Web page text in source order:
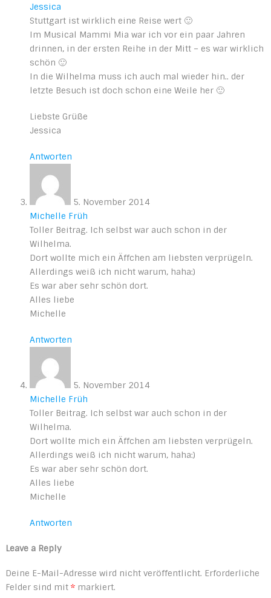
Jessica
Stuttgart ist wirklich eine Reise wert 🙂
Im Musical Mammi Mia war ich vor ein paar Jahren
drinnen, in der ersten Reihe in der Mitt – es war wirklich
schön 🙂
In die Wilhelma muss ich auch mal wieder hin.. der
letzte Besuch ist doch schon eine Weile her 🙂
Liebste Grüße
Jessica
Antworten
5. November 2014
Michelle Früh
Toller Beitrag. Ich selbst war auch schon in der
Wilhelma.
Dort wollte mich ein Äffchen am liebsten verprügeln.
Allerdings weiß ich nicht warum, haha:)
Es war aber sehr schön dort.
Alles liebe
Michelle
Antworten
5. November 2014
Michelle Früh
Toller Beitrag. Ich selbst war auch schon in der
Wilhelma.
Dort wollte mich ein Äffchen am liebsten verprügeln.
Allerdings weiß ich nicht warum, haha:)
Es war aber sehr schön dort.
Alles liebe
Michelle
Antworten
Leave a Reply
Deine E-Mail-Adresse wird nicht veröffentlicht. Erforderliche
Felder sind mit *markiert.